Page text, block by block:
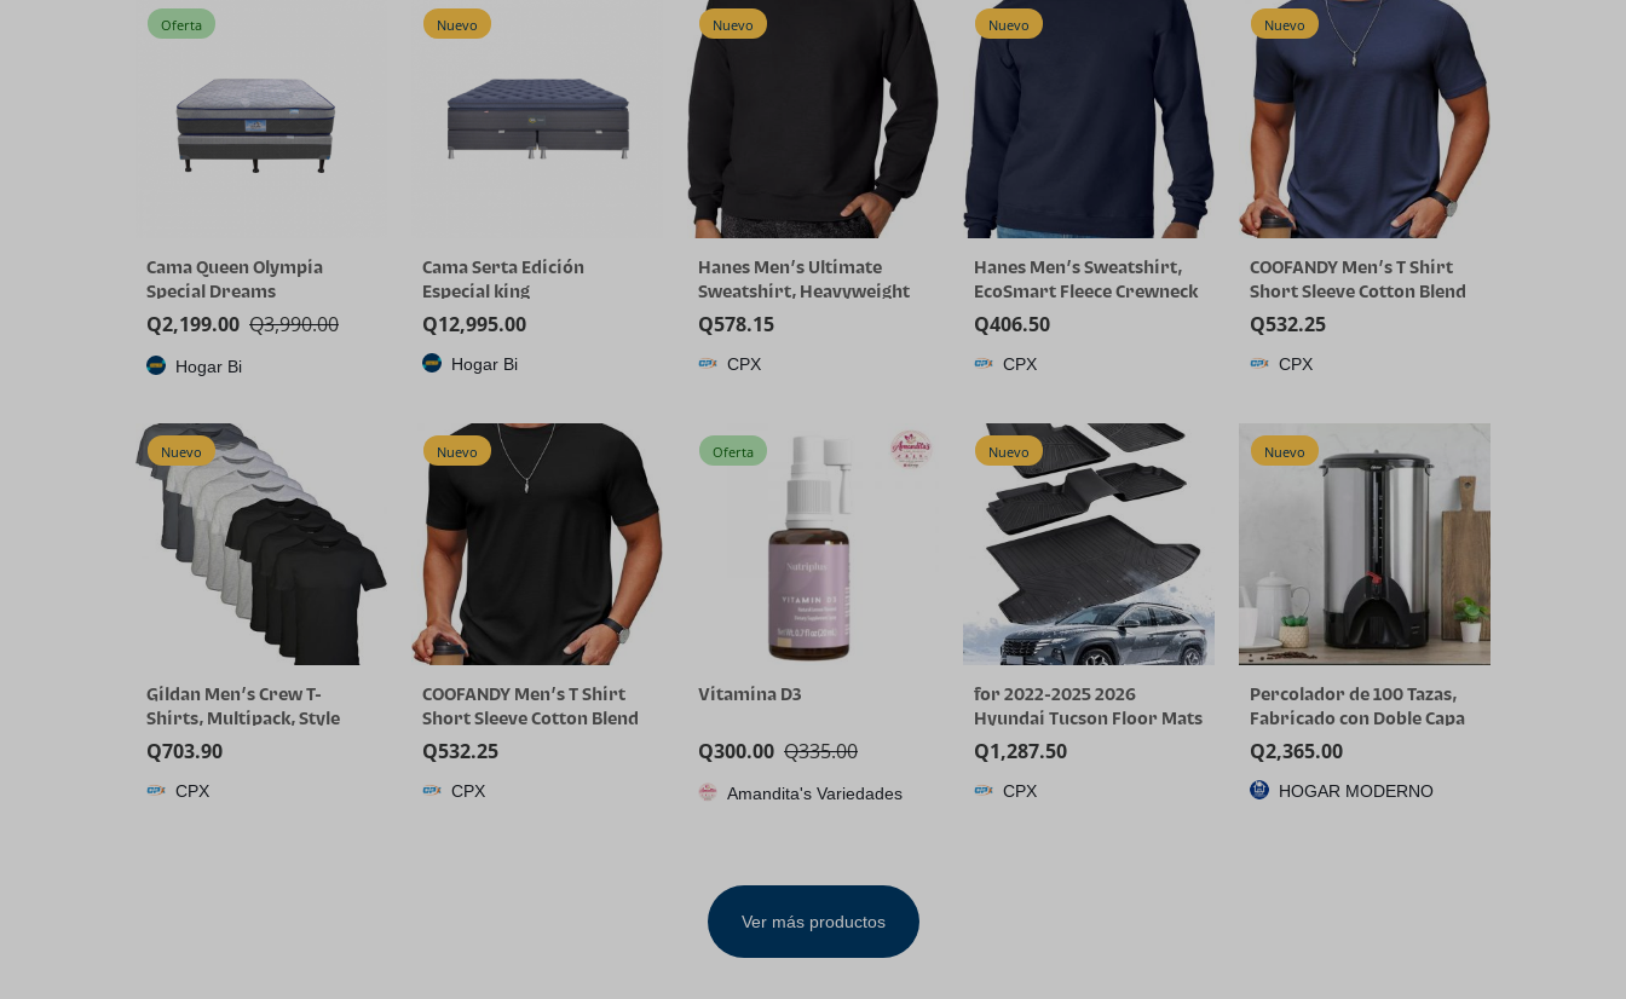
Oferta
Cama Queen Olympia
Special Dreams
Q3,990.00
Q2,199.00
Hogar Bi
Nuevo
Cama Serta Edición
Especial king
Q12,995.00
Hogar Bi
Nuevo
Hanes Men’s Ultimate
Sweatshirt, Heavyweight
Fleece Sweatshirt,
Crewneck Pullover for Men
Q578.15
CPX
Nuevo
Hanes Men’s Sweatshirt,
EcoSmart Fleece Crewneck
Sweatshirt, Big & Tall
Available, 1 or 2-Pack
Q406.50
CPX
Nuevo
COOFANDY Men’s T Shirt
Short Sleeve Cotton Blend
T-Shirts Crew Neck Casual
Summer Basic Tee Shirts
Q532.25
CPX
Nuevo
Gildan Men’s Crew T-
Shirts, Multipack, Style
G1100
Q703.90
CPX
Nuevo
COOFANDY Men’s T Shirt
Short Sleeve Cotton Blend
T-Shirts Crew Neck Casual
Summer Basic Tee Shirts
Q532.25
CPX
Oferta
Vitamina D3
Q335.00
Q300.00
Amandita's Variedades
Nuevo
for 2022-2025 2026
Hyundai Tucson Floor Mats
(Gas Models Only) | All-
Weather TPE Car Mats &
Cargo Liner, Custom Fit for
Q1,287.50
CPX
Nuevo
Percolador de 100 Tazas,
Fabricado con Doble Capa
de Acero Inoxidable
Q2,365.00
HOGAR MODERNO
Ver más productos